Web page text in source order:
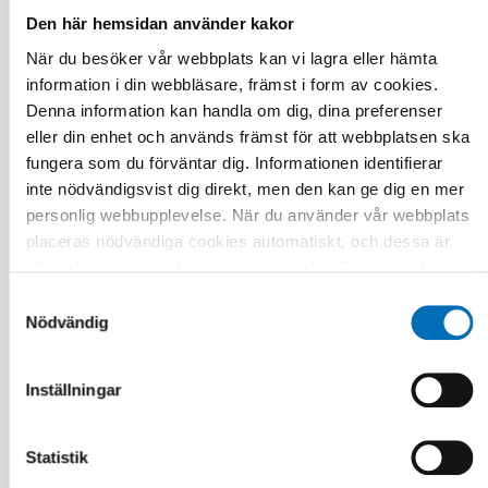
Den här hemsidan använder kakor
När du besöker vår webbplats kan vi lagra eller hämta
information i din webbläsare, främst i form av cookies.
Denna information kan handla om dig, dina preferenser
eller din enhet och används främst för att webbplatsen ska
fungera som du förväntar dig. Informationen identifierar
inte nödvändigsvist dig direkt, men den kan ge dig en mer
personlig webbupplevelse. När du använder vår webbplats
placeras nödvändiga cookies automatiskt, och dessa är
dess funktioner. Vi respekterar din integritet, och du kan
marknadsföring och oklassificerade) du vill acceptera.
Klicka på de olika kategorirubrikerna för att ta reda på mer
blockering av cookies kan påverka din upplevelse av
webbplatsen och de tjänster vi erbjuder. Om du har besökt
Nödvändig
Inställningar
Statistik
27 nov 2025
AI transforming working life for persons with
disabilities